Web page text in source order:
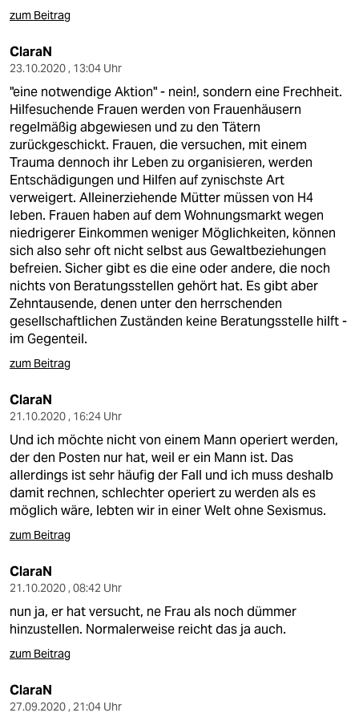
zum Beitrag
ClaraN
23.10.2020 , 13:04 Uhr
"eine notwendige Aktion" - nein!, sondern eine Frechheit.
Hilfesuchende Frauen werden von Frauenhäusern
regelmäßig abgewiesen und zu den Tätern
zurückgeschickt. Frauen, die versuchen, mit einem
Trauma dennoch ihr Leben zu organisieren, werden
Entschädigungen und Hilfen auf zynischste Art
verweigert. Alleinerziehende Mütter müssen von H4
leben. Frauen haben auf dem Wohnungsmarkt wegen
niedrigerer Einkommen weniger Möglichkeiten, können
sich also sehr oft nicht selbst aus Gewaltbeziehungen
befreien. Sicher gibt es die eine oder andere, die noch
nichts von Beratungsstellen gehört hat. Es gibt aber
Zehntausende, denen unter den herrschenden
gesellschaftlichen Zuständen keine Beratungsstelle hilft -
im Gegenteil.
zum Beitrag
ClaraN
21.10.2020 , 16:24 Uhr
Und ich möchte nicht von einem Mann operiert werden,
der den Posten nur hat, weil er ein Mann ist. Das
allerdings ist sehr häufig der Fall und ich muss deshalb
damit rechnen, schlechter operiert zu werden als es
möglich wäre, lebten wir in einer Welt ohne Sexismus.
zum Beitrag
ClaraN
21.10.2020 , 08:42 Uhr
nun ja, er hat versucht, ne Frau als noch dümmer
hinzustellen. Normalerweise reicht das ja auch.
zum Beitrag
ClaraN
27.09.2020 , 21:04 Uhr